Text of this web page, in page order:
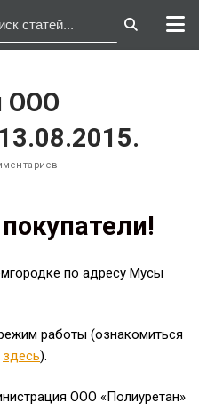
ООО
по адресу Мусы
работы (ознакомиться
здесь).
ООО «Полиуретан»